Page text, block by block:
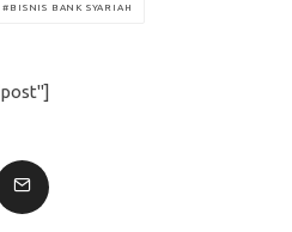
BISNIS BANK SYARIAH